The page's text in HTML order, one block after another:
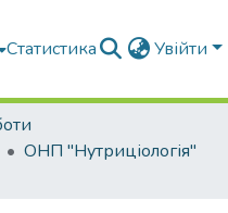
Статистика Увійти
ОНП "Нутриціологія"